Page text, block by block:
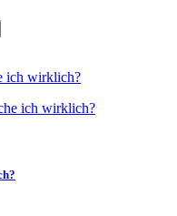
ich wirklich?